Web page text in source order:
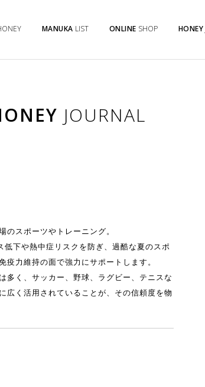
MANUKA LIST ONLINE SHOP HONEY
JOURNAL
スポーツやトレーニング。
下や熱中症リスクを防ぎ、過酷な夏のスポ
力維持の面で強力にサポートします。
く、サッカー、野球、ラグビー、テニスな
広く活用されていることが、その信頼度を物